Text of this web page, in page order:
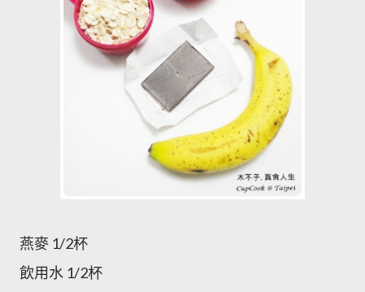
燕麥 1/2杯
飲用水 1/2杯